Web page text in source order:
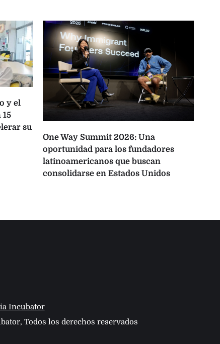
y el
su
One Way Summit 2026: Una
oportunidad para los fundadores
latinoamericanos que buscan
consolidarse en Estados Unidos
Incubator
Todos los derechos reservados